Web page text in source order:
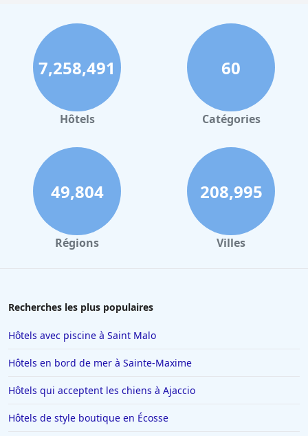
7,258,491
Hôtels
60
Catégories
49,804
Régions
208,995
Villes
Recherches les plus populaires
Hôtels avec piscine à Saint Malo
Hôtels en bord de mer à Sainte-Maxime
Hôtels qui acceptent les chiens à Ajaccio
Hôtels de style boutique en Écosse